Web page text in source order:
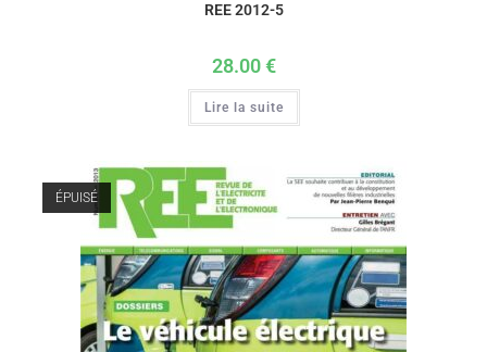
REE 2012-5
28.00€
Lire la suite
ÉPUISÉ